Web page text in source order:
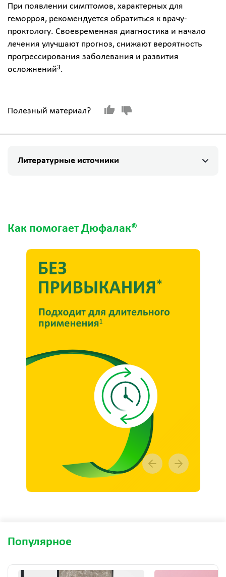
При появлении симптомов, характерных для
геморроя, рекомендуется обратиться к врачу-
проктологу. Своевременная диагностика и начало
лечения улучшают прогноз, снижают вероятность
прогрессирования заболевания и развития
осложнений3.
Полезный материал?
Литературные источники
Как помогает Дюфалак®
Популярное